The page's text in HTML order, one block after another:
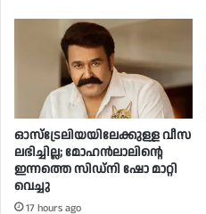
ഓസ്‌ട്രേലിയയിലേക്കുള്ള വീസ
ലഭിച്ചില്ല; മോഹൻലാലിൻ്റെ
ഇന്നത്തെ സിഡ്നി ഷോ മാറ്റി
വെച്ചു
17 hours ago